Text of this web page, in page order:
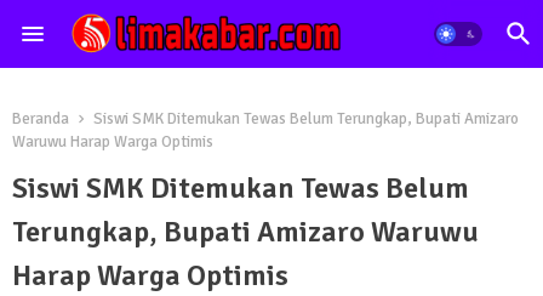
Beranda
Siswi SMK Ditemukan Tewas Belum Terungkap, Bupati Amizaro
Waruwu Harap Warga Optimis
Siswi SMK Ditemukan Tewas Belum
Terungkap, Bupati Amizaro Waruwu
Harap Warga Optimis